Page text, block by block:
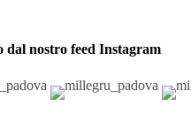
dal nostro feed Instagram